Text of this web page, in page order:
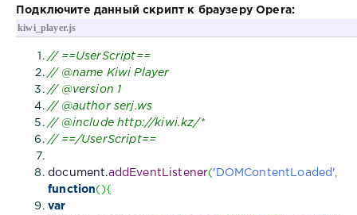
Подключите данный скрипт к браузеру Opera:
kiwi_player.js
// ==UserScript==
// @name Kiwi Player
// @version 1
// @author serj.ws
// @include http://kiwi.kz/*
// ==/UserScript==
document.addEventListener('DOMContentLoaded'
function( ){
var